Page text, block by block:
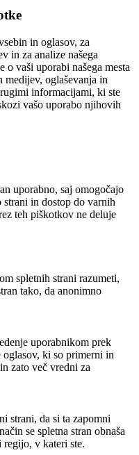
in oglasov, za
in za analize našega
vaši uporabi našega mesta
medijev, oglaševanja in
informacijami, ki ste
vašo uporabo njihovih
uporabno, saj omogočajo
in dostop do varnih
teh piškotkov ne deluje
spletnih strani razumeti,
tako, da anonimno
uporabnikom prek
ki so primerni in
zato več vredni za
strani, da si ta zapomni
se spletna stran obnaša
v kateri ste.